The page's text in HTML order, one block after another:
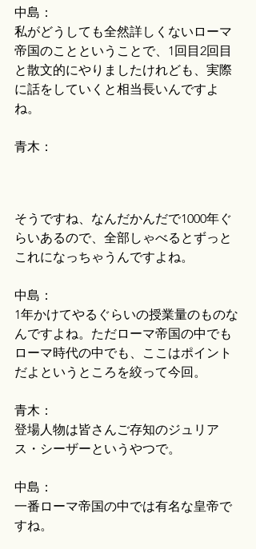
中島：
私がどうしても全然詳しくないローマ
帝国のことということで、1回目2回目
と散文的にやりましたけれども、実際
に話をしていくと相当長いんですよ
ね。
青木：
そうですね、なんだかんだで1000年ぐ
らいあるので、全部しゃべるとずっと
これになっちゃうんですよね。
中島：
1年かけてやるぐらいの授業量のものな
んですよね。ただローマ帝国の中でも
ローマ時代の中でも、ここはポイント
だよというところを絞って今回。
青木：
登場人物は皆さんご存知のジュリア
ス・シーザーというやつで。
中島：
一番ローマ帝国の中では有名な皇帝で
すね。